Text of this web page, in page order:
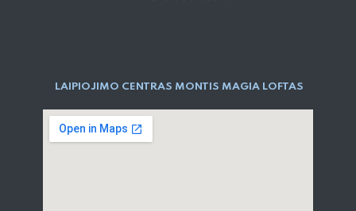
LAIPIOJIMO CENTRAS MONTIS MAGIA LOFTAS